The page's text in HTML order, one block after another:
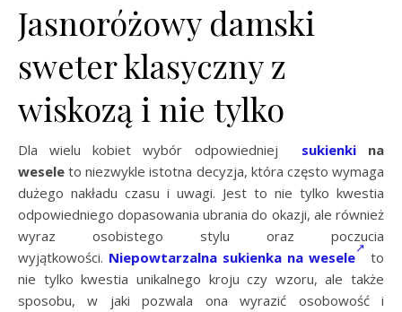
Jasnoróżowy damski
sweter klasyczny z
wiskozą i nie tylko
Dla wielu kobiet wybór odpowiedniej sukienkina
wesele to niezwykle istotna decyzja, która często wymaga
dużego nakładu czasu i uwagi. Jest to nie tylko kwestia
odpowiedniego dopasowania ubrania do okazji, ale również
wyraz osobistego stylu oraz poczucia
wyjątkowości. Niepowtarzalna sukienka na wesele
to
nie tylko kwestia unikalnego kroju czy wzoru, ale także
sposobu, w jaki pozwala ona wyrazić osobowość i